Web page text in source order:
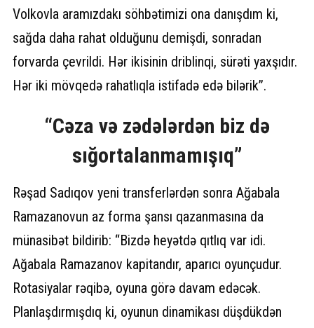
Volkovla aramızdakı söhbətimizi ona danışdım ki,
sağda daha rahat olduğunu demişdi, sonradan
forvarda çevrildi. Hər ikisinin driblinqi, sürəti yaxşıdır.
Hər iki mövqedə rahatlıqla istifadə edə bilərik”.
“Cəza və zədələrdən biz də
sığortalanmamışıq”
Rəşad Sadıqov yeni transferlərdən sonra Ağabala
Ramazanovun az forma şansı qazanmasına da
münasibət bildirib: “Bizdə heyətdə qıtlıq var idi.
Ağabala Ramazanov kapitandır, aparıcı oyunçudur.
Rotasiyalar rəqibə, oyuna görə davam edəcək.
Planlaşdırmışdıq ki, oyunun dinamikası düşdükdən